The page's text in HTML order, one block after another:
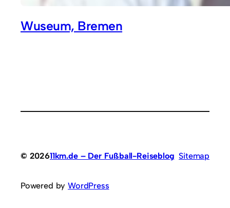
Wuseum, Bremen
© 202611km.de – Der Fußball-Reiseblog Sitemap
Powered byWordPress